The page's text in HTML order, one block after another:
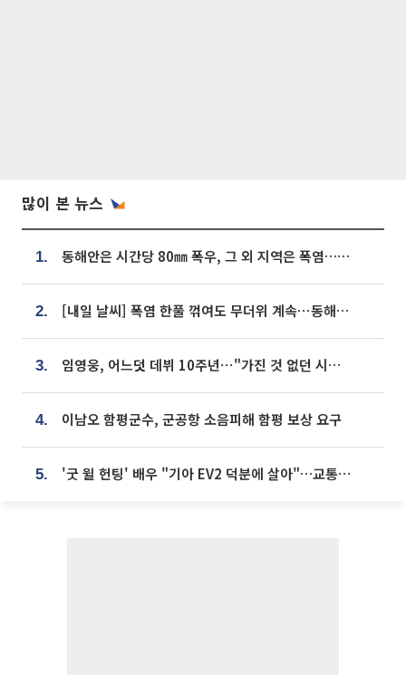
많이 본 뉴스
1. 동해안은 시간당 80㎜ 폭우, 그 외 지역은 폭염…‘극과 극 날씨’
2. [내일 날씨] 폭염 한풀 꺾여도 무더위 계속⋯동해안 이틀 연속 비
3. 임영웅, 어느덧 데뷔 10주년⋯"가진 것 없던 시절, 내 앞엔 20명의 팬뿐"
4. 이남오 함평군수, 군공항 소음피해 함평 보상 요구
5. '굿 윌 헌팅' 배우 "기아 EV2 덕분에 살아"…교통사고 후 안전성 극찬